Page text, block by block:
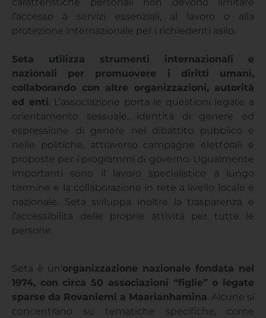
caratteristiche personali non devono limitare
l’accesso a servizi essenziali, al lavoro o alla
protezione internazionale per i richiedenti asilo.
Seta utilizza strumenti internazionali e
nazionali per promuovere i diritti umani,
collaborando con altre organizzazioni, autorità
ed enti. L’associazione porta le questioni legate a
orientamento sessuale, identità di genere ed
espressione di genere nel dibattito pubblico e
nelle politiche, attraverso campagne elettorali e
proposte per i programmi di governo. Ugualmente
importanti sono il lavoro specialistico a lungo
termine e la collaborazione in rete a livello locale e
nazionale. Seta sviluppa inoltre la trasparenza e
l’accessibilità delle proprie attività per tutte le
persone.
Seta è un’organizzazione nazionale fondata nel
1974, con circa 50 associazioni “figlie” o legate
sparse da Rovaniemi a Maarianhamina. Alcune si
concentrano su tematiche specifiche, come